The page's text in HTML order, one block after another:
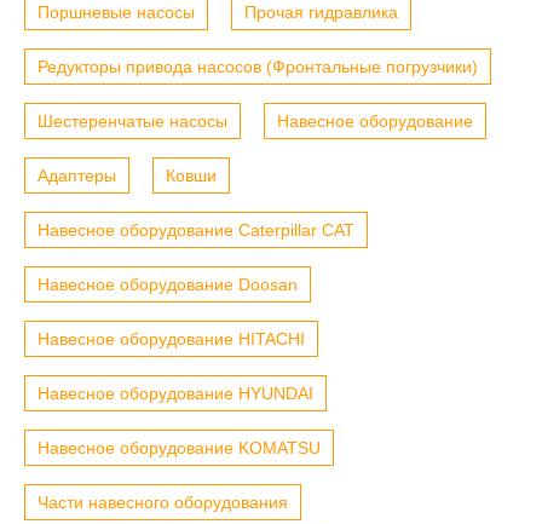
Поршневые насосы Прочая гидравлика
Редукторы привода насосов (Фронтальные погрузчики)
Шестеренчатые насосы Навесное оборудование
Адаптеры Ковши
Навесное оборудование Caterpillar CAT
Навесное оборудование Doosan
Навесное оборудование HITACHI
Навесное оборудование HYUNDAI
Навесное оборудование KOMATSU
Части навесного оборудования